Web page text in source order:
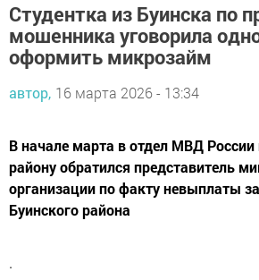
Студентка из Буинска по
мошенника уговорила
оформить микрозайм
автор, 16 марта 2026 - 13:34
В начале марта в отдел МВД России
району обратился представитель
организации по факту невыплаты
Буинского района
.